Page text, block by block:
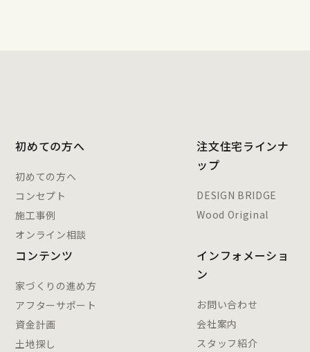
初めての方へ
初めての方へ
コンセプト
施工事例
オンライン相談
注文住宅ラインナ
ップ
DESIGN BRIDGE
Wood Original
コンテンツ
家づくりの進め方
アフターサポート
資金計画
土地探し
インフォメーショ
ン
お問い合わせ
会社案内
スタッフ紹介